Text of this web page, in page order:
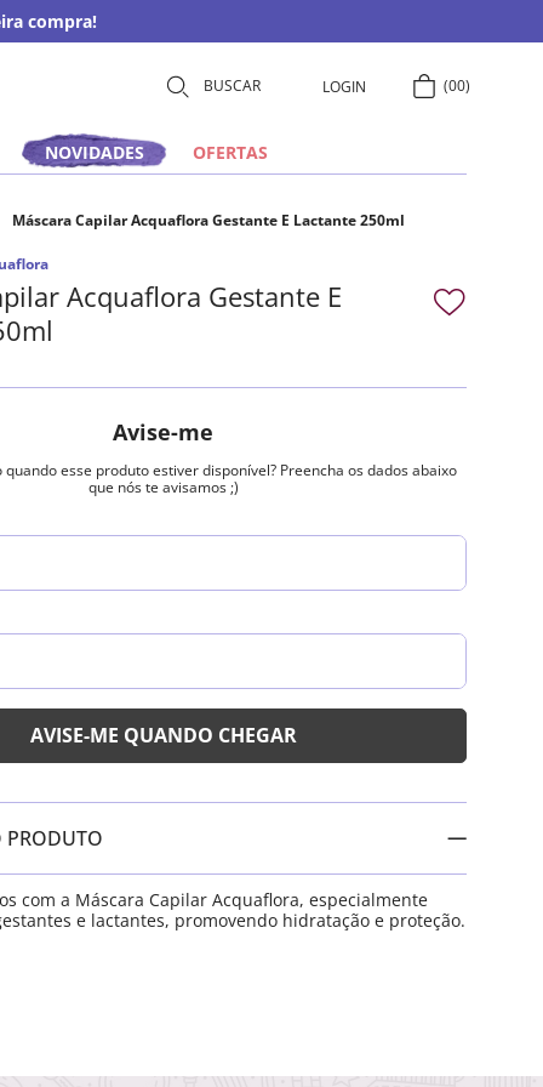
compra!
LOGIN 00
NOVIDADES OFERTAS
Máscara Capilar Acquaflora Gestante E Lactante 250ml
Acquaflora Gestante E
PRODUTO
com a Máscara Capilar Acquaflora, especialmente
e lactantes, promovendo hidratação e proteção.